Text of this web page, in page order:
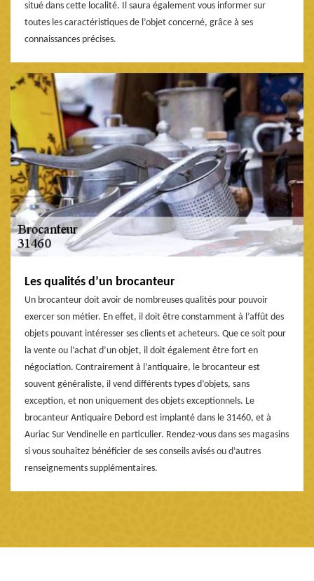
situé dans cette localité. Il saura également vous informer sur
toutes les caractéristiques de l’objet concerné, grâce à ses
connaissances précises.
Les qualités d’un brocanteur
Un brocanteur doit avoir de nombreuses qualités pour pouvoir
exercer son métier. En effet, il doit être constamment à l’affût des
objets pouvant intéresser ses clients et acheteurs. Que ce soit pour
la vente ou l’achat d’un objet, il doit également être fort en
négociation. Contrairement à l’antiquaire, le brocanteur est
souvent généraliste, il vend différents types d’objets, sans
exception, et non uniquement des objets exceptionnels. Le
brocanteur Antiquaire Debord est implanté dans le 31460, et à
Auriac Sur Vendinelle en particulier. Rendez-vous dans ses magasins
si vous souhaitez bénéficier de ses conseils avisés ou d’autres
renseignements supplémentaires.